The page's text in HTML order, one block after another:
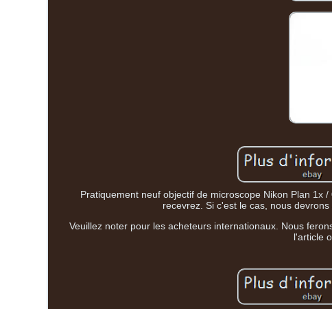
Pratiquement neuf objectif de microscope Nikon Plan
recevrez. Si c'est le cas, nous
Veuillez noter pour les acheteurs internationaux. Nous
l'article